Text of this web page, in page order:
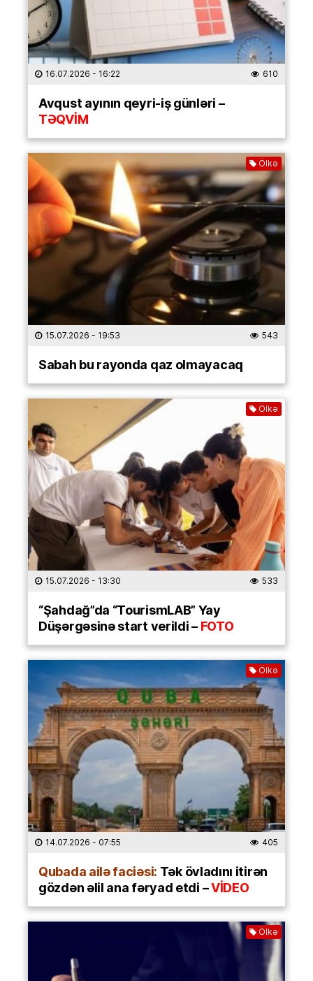
16.07.2026 - 16:22 610
Avqust ayının qeyri-iş günləri –
TƏQVİM
Ölkə
15.07.2026 - 19:53 543
Sabah bu rayonda qaz olmayacaq
Ölkə
15.07.2026 - 13:30 533
“Şahdağ”da “TourismLAB” Yay
Düşərgəsinə start verildi –FOTO
Ölkə
14.07.2026 - 07:55 405
Qubada ailə faciəsi: Tək övladını itirən
gözdən əlil ana fəryad etdi –VİDEO
Ölkə